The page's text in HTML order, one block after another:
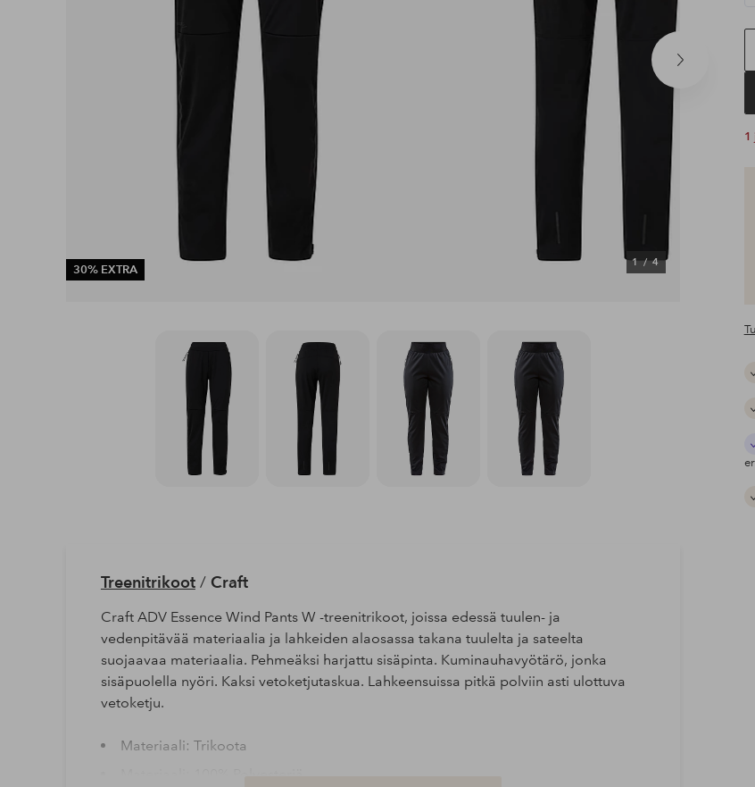
Seuraava
30% EXTRA
1/4
Treenitrikoot/ Craft
Craft ADV Essence Wind Pants W -treenitrikoot, joissa edessä tuulen- ja
vedenpitävää materiaalia ja lahkeiden alaosassa takana tuulelta ja sateelta
suojaavaa materiaalia. Pehmeäksi harjattu sisäpinta. Kuminauhavyötärö, jonka
sisäpuolella nyöri. Kaksi vetoketjutaskua. Lahkeensuissa pitkä polviin asti ulottuva
vetoketju.
Materiaali: Trikoota